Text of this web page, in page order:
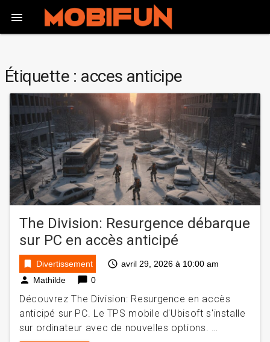

Étiquette : acces anticipe
The Division: Resurgence débarque
sur PC en accès anticipé
bookmark Divertissement access_time avril 29, 2026 à 10:00 am
person Mathilde chat_bubble 0
Découvrez The Division: Resurgence en accès
anticipé sur PC. Le TPS mobile d'Ubisoft s'installe
sur ordinateur avec de nouvelles options. …